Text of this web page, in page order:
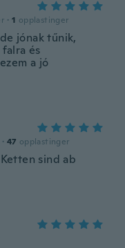
· 1 opplastinger
jónak tűnik,
és
a jó
· 47 opplastinger
sind ab